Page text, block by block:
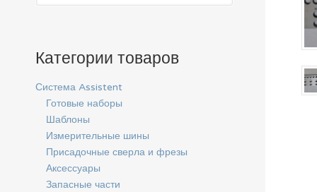
Категории товаров
Система Assistent
Готовые наборы
Шаблоны
Измерительные шины
Присадочные сверла и фрезы
Аксессуары
Запасные части